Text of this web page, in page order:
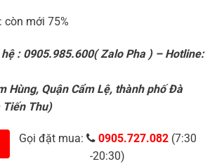
còn mới 75%
: 0905.985.600( Zalo Pha ) – Hotline:
Hùng, Quận Cẩm Lệ, thành phố Đà
Tiến Thu)
Gọi đặt mua: 0905.727.082(7:30
-20:30)